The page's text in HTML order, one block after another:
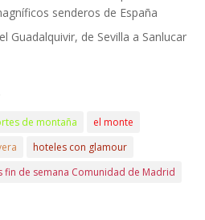
senderos de España
Guadalquivir, de Sevilla a Sanlucar
de montaña
el monte
hoteles con glamour
fin de semana Comunidad de Madrid